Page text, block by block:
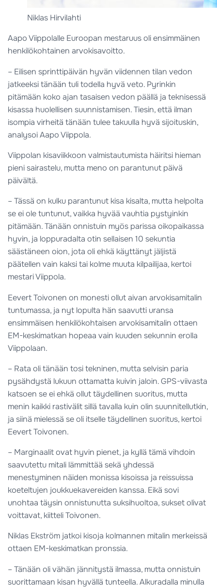
Niklas Hirvilahti
Aapo Viippolalle Euroopan mestaruus oli ensimmäinen
henkilökohtainen arvokisavoitto.
– Eilisen sprinttipäivän hyvän viidennen tilan vedon
jatkeeksi tänään tuli todella hyvä veto. Pyrinkin
pitämään koko ajan tasaisen vedon päällä ja teknisessä
kisassa huolellisen suunnistamisen. Tiesin, että ilman
isompia virheitä tänään tulee takuulla hyvä sijoituskin,
analysoi Aapo Viippola.
Viippolan kisaviikkoon valmistautumista häiritsi hieman
pieni sairastelu, mutta meno on parantunut päivä
päivältä.
– Tässä on kulku parantunut kisa kisalta, mutta helpolta
se ei ole tuntunut, vaikka hyvää vauhtia pystyinkin
pitämään. Tänään onnistuin myös parissa oikopaikassa
hyvin, ja loppuradalta otin sellaisen 10 sekuntia
säästäneen oion, jota oli ehkä käyttänyt jäljistä
päätellen vain kaksi tai kolme muuta kilpailijaa, kertoi
mestari Viippola.
Eevert Toivonen on monesti ollut aivan arvokisamitalin
tuntumassa, ja nyt lopulta hän saavutti uransa
ensimmäisen henkilökohtaisen arvokisamitalin ottaen
EM-keskimatkan hopeaa vain kuuden sekunnin erolla
Viippolaan.
– Rata oli tänään tosi tekninen, mutta selvisin paria
pysähdystä lukuun ottamatta kuivin jaloin. GPS-viivasta
katsoen se ei ehkä ollut täydellinen suoritus, mutta
menin kaikki rastivälit sillä tavalla kuin olin suunnitellutkin,
ja siinä mielessä se oli itselle täydellinen suoritus, kertoi
Eevert Toivonen.
– Marginaalit ovat hyvin pienet, ja kyllä tämä vihdoin
saavutettu mitali lämmittää sekä yhdessä
menestyminen näiden monissa kisoissa ja reissuissa
koeteltujen joukkuekavereiden kanssa. Eikä sovi
unohtaa täysin onnistunutta suksihuoltoa, sukset olivat
voittavat, kiitteli Toivonen.
Niklas Ekström jatkoi kisoja kolmannen mitalin merkeissä
ottaen EM-keskimatkan pronssia.
– Tänään oli vähän jännitystä ilmassa, mutta onnistuin
suorittamaan kisan hyvällä tunteella. Alkuradalla minulla